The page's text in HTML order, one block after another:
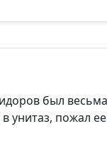
был
в унитаз, пожал